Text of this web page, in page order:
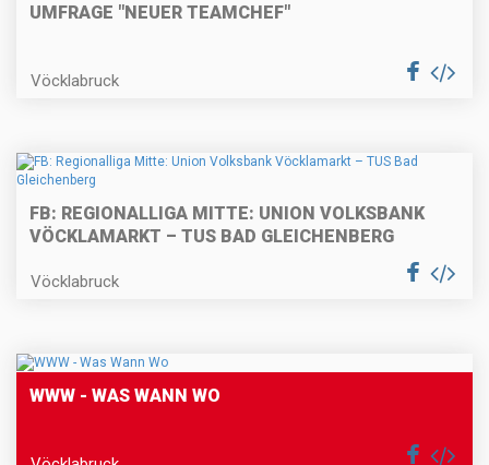
UMFRAGE "NEUER TEAMCHEF"
Vöcklabruck
FB: REGIONALLIGA MITTE: UNION VOLKSBANK
VÖCKLAMARKT – TUS BAD GLEICHENBERG
Vöcklabruck
WWW - WAS WANN WO